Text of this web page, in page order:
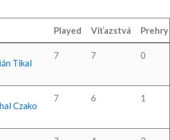
Played Víťazstvá Prehry
Tikal
7 7 0
Czako
7 6 1